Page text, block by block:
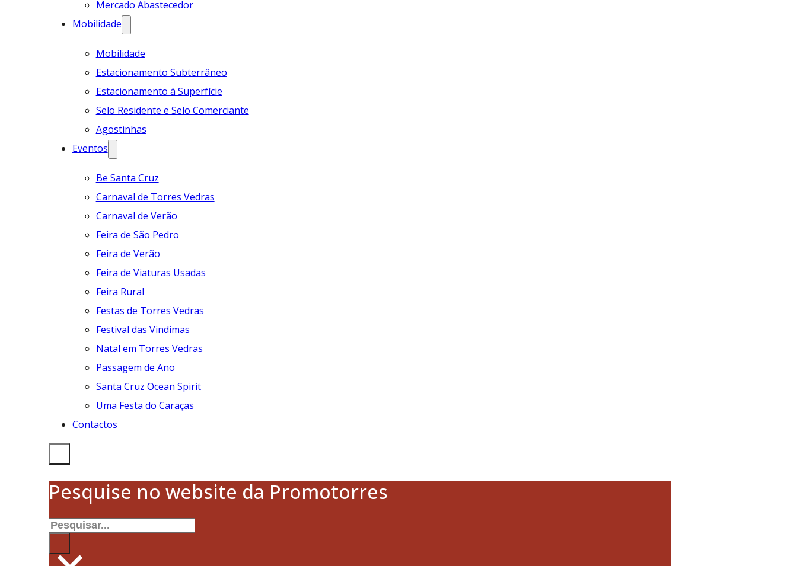
Mercado Abastecedor
Mobilidade
Mobilidade
Estacionamento Subterrâneo
Estacionamento à Superfície
Selo Residente e Selo Comerciante
Agostinhas
Eventos
Be Santa Cruz
Carnaval de Torres Vedras
Carnaval de Verão
Feira de São Pedro
Feira de Verão
Feira de Viaturas Usadas
Feira Rural
Festas de Torres Vedras
Festival das Vindimas
Natal em Torres Vedras
Passagem de Ano
Santa Cruz Ocean Spirit
Uma Festa do Caraças
Contactos
Pesquise no website da Promotorres
Pesquisar